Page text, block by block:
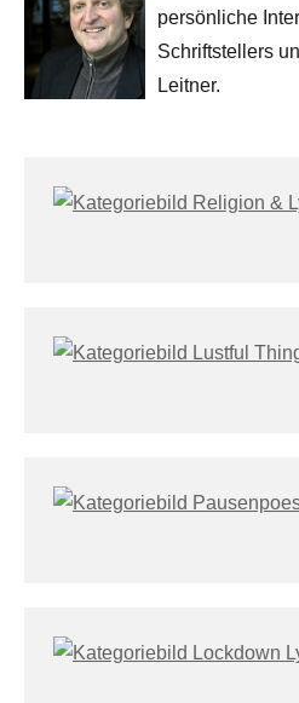
persönliche
Schriftstellers
Leitner.